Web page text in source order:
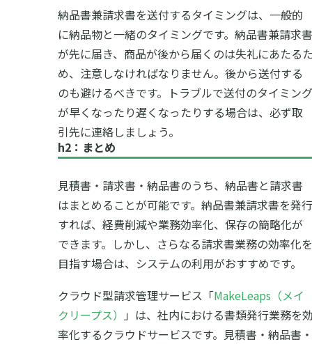
納品書兼請求書を送付するタイミングは、一般的
に納品物と一緒のタイミングです。納品書兼請求書
が先に届き、商品が後から届くのは失礼にあたる
め、注意しなければなりません。後から送付する
のも避けるべきです。トラブルで送付のタイミング
が早くなったり遅くなったりする場合は、必ず取
引先に連絡しましょう。
h2：まとめ
見積書・請求書・納品書のうち、納品書と請求書
はまとめることが可能です。納品書兼請求書を発行
すれば、経費削減や業務効率化、保存の簡略化が
できます。しかし、さらなる請求書業務の効率化を
目指す場合は、システムの利用がおすすめです。
クラウド型請求管理サービス「MakeLeaps（メイ
クリープス）
」は、社内における書類発行業務を
率化するクラウドサービスです。見積書・納品書・